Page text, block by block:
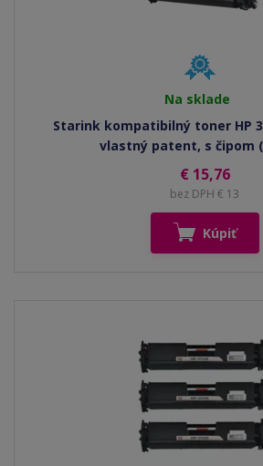
Na sklade
Starink kompatibilný toner HP
vlastný patent, s čipom
€ 15,76
bez DPH € 13
Kúpiť